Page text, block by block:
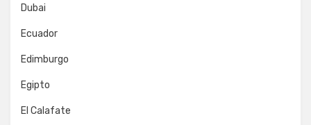
Dubai
Ecuador
Edimburgo
Egipto
El Calafate